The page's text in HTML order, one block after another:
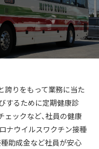
誇りをもって業務に当た
するために定期健康診
ェックなど、社員の健康
ナウイルスワクチン接種
助成金など社員が安心